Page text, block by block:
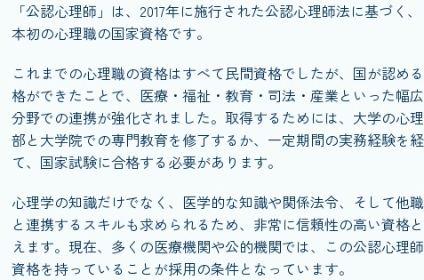
「公認心理師」は、2017年に施行された公認心理師法に基づく、
本初の心理職の国家資格です。
これまでの心理職の資格はすべて民間資格でしたが、国が認め
格ができたことで、医療・福祉・教育・司法・産業といった幅
分野での連携が強化されました。取得するためには、大学の心
部と大学院での専門教育を修了するか、一定期間の実務経験を経
て、国家試験に合格する必要があります。
心理学の知識だけでなく、医学的な知識や関係法令、そして他
と連携するスキルも求められるため、非常に信頼性の高い資格
えます。現在、多くの医療機関や公的機関では、この公認心理
資格を持っていることが採用の条件となっています。